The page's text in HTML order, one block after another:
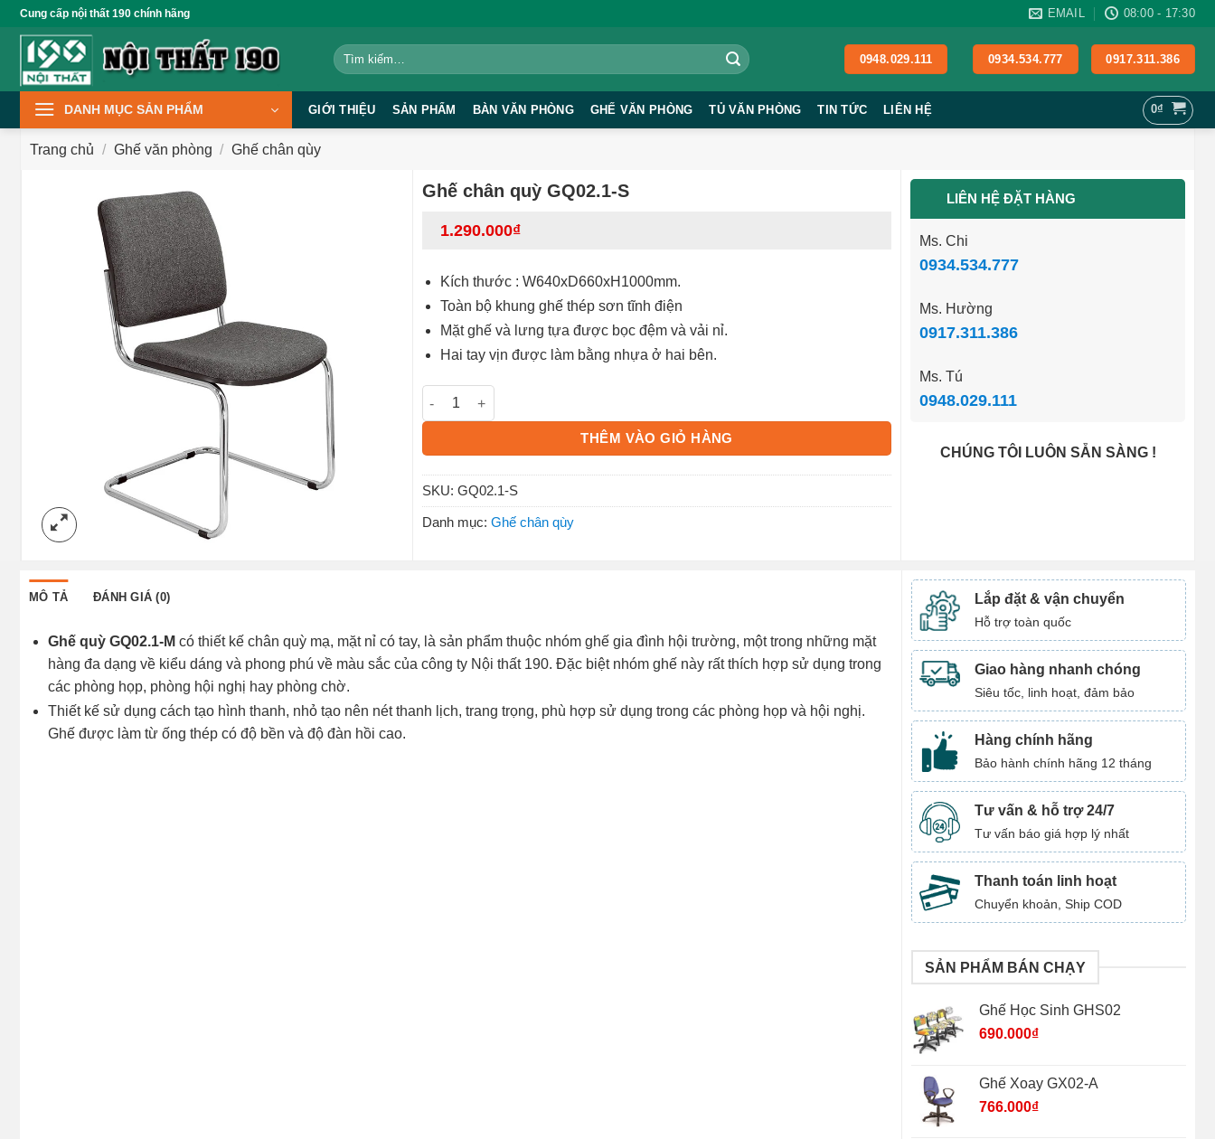
qua
dung
Cung cấp nội thất 190 chính hãng EMAIL 08:00 - 17:30
Tìm
kiếm:
0948.029.111 0934.534.777 0917.311.386
DANH MỤC SẢN PHẨM GIỚI THIỆU SẢN PHẨM BÀN VĂN PHÒNG GHẾ VĂN PHÒNG TỦ VĂN PHÒNG TIN TỨC LIÊN HỆ 0₫
Trang chủ / Ghế văn phòng / Ghế chân qùy
Ghế chân quỳ GQ02.1-S
1.290.000₫
Kích thước : W640xD660xH1000mm.
Toàn bộ khung ghế thép sơn tĩnh điện
Mặt ghế và lưng tựa được bọc đệm và vải nỉ.
Hai tay vịn được làm bằng nhựa ở hai bên.
Ghế chân quỳ GQ02.1-S số lượng
THÊM VÀO GIỎ HÀNG
SKU: GQ02.1-S
Danh mục: Ghế chân qùy
LIÊN HỆ ĐẶT HÀNG
Ms. Chi
0934.534.777
Ms. Hường
0917.311.386
Ms. Tú
0948.029.111
CHÚNG TÔI LUÔN SẴN SÀNG !
MÔ TẢ ĐÁNH GIÁ (0)
Ghế quỳ GQ02.1-M có thiết kế chân quỳ mạ, mặt nỉ có tay, là sản phẩm thuộc nhóm ghế gia đình hội trường, một trong những mặt
hàng đa dạng về kiểu dáng và phong phú về màu sắc của công ty Nội thất 190. Đặc biệt nhóm ghế này rất thích hợp sử dụng trong
các phòng họp, phòng hội nghị hay phòng chờ.
Thiết kế sử dụng cách tạo hình thanh, nhỏ tạo nên nét thanh lịch, trang trọng, phù hợp sử dụng trong các phòng họp và hội nghị.
Ghế được làm từ ống thép có độ bền và độ đàn hồi cao.
Lắp đặt & vận chuyển
Hỗ trợ toàn quốc
Giao hàng nhanh chóng
Siêu tốc, linh hoạt, đảm bảo
Hàng chính hãng
Bảo hành chính hãng 12 tháng
Tư vấn & hỗ trợ 24/7
Tư vấn báo giá hợp lý nhất
Thanh toán linh hoạt
Chuyển khoản, Ship COD
SẢN PHẨM BÁN CHẠY
Ghế Học Sinh GHS02
690.000₫
Ghế Xoay GX02-A
766.000₫